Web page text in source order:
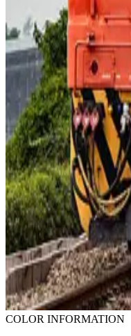
COLOR INFORMATION